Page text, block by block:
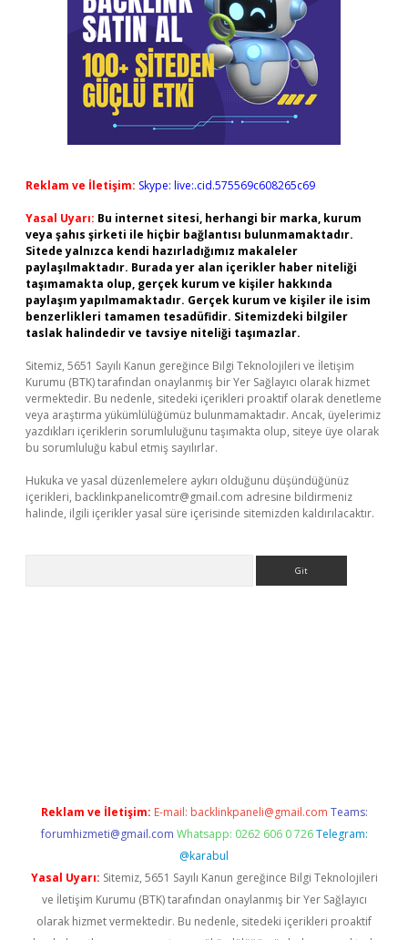
Reklam ve İletişim: Skype: live:.cid.575569c608265c69
Yasal Uyarı: Bu internet sitesi, herhangi bir marka, kurum
veya şahıs şirketi ile hiçbir bağlantısı bulunmamaktadır.
Sitede yalnızca kendi hazırladığımız makaleler
paylaşılmaktadır. Burada yer alan içerikler haber niteliği
taşımamakta olup, gerçek kurum ve kişiler hakkında
paylaşım yapılmamaktadır. Gerçek kurum ve kişiler ile isim
benzerlikleri tamamen tesadüfidir. Sitemizdeki bilgiler
taslak halindedir ve tavsiye niteliği taşımazlar.
Sitemiz, 5651 Sayılı Kanun gereğince Bilgi Teknolojileri ve İletişim
Kurumu (BTK) tarafından onaylanmış bir Yer Sağlayıcı olarak hizmet
vermektedir. Bu nedenle, sitedeki içerikleri proaktif olarak denetleme
veya araştırma yükümlülüğümüz bulunmamaktadır. Ancak, üyelerimiz
yazdıkları içeriklerin sorumluluğunu taşımakta olup, siteye üye olarak
bu sorumluluğu kabul etmiş sayılırlar.
Hukuka ve yasal düzenlemelere aykırı olduğunu düşündüğünüz
içerikleri, backlinkpanelicomtr@gmail.com adresine bildirmeniz
halinde, ilgili içerikler yasal süre içerisinde sitemizden kaldırılacaktır.
Reklam ve İletişim: E-mail: backlinkpaneli@gmail.com Teams:
forumhizmeti@gmail.com Whatsapp: 0262 606 0 726 Telegram:
@karabul
Yasal Uyarı: Sitemiz, 5651 Sayılı Kanun gereğince Bilgi Teknolojileri
ve İletişim Kurumu (BTK) tarafından onaylanmış bir Yer Sağlayıcı
olarak hizmet vermektedir. Bu nedenle, sitedeki içerikleri proaktif